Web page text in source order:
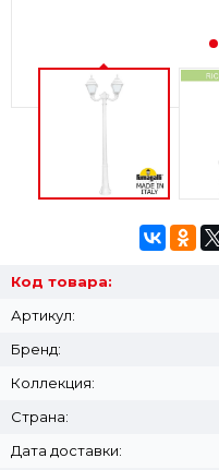
Код товара:
Артикул:
Бренд:
Коллекция:
Страна:
Дата доставки: